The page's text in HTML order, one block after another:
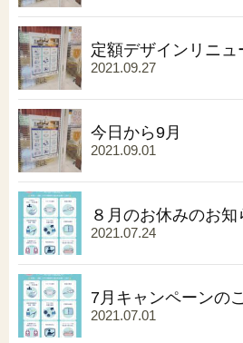
定額デザインリニュ
2021.09.27
今日から9月
2021.09.01
８月のお休みのお知
2021.07.24
7月キャンペーンの
2021.07.01